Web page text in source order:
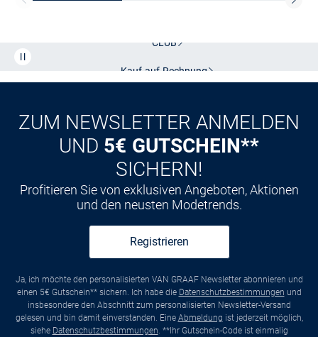
CLUB
Kauf auf Rechnung
ZUM NEWSLETTER ANMELDEN
UND 5€ GUTSCHEIN**
SICHERN!
Profitieren Sie von exklusiven Angeboten, Aktionen
und den neusten Modetrends.
Registrieren
Ja, ich möchte den personalisierten VAN GRAAF Newsletter abonnieren und
einen 5€ Gutschein** sichern. Ich habe die Datenschutzbestimmungen und
insbesondere den Abschnitt zum personalisierten Newsletter-Versand
gelesen und bin damit einverstanden. Eine Abmeldung ist jederzeit möglich,
siehe Datenschutzbestimmungen. **Ihr Gutschein-Code ist einmalig